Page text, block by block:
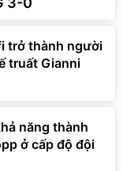
trở thành người
truất Gianni
năng thành
ở cấp độ đội